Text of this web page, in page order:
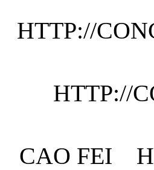
HTTP://
HTTP://
CAO FEI